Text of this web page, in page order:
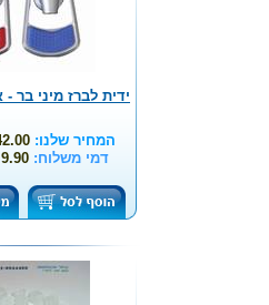
ידית לברז מיני בר
המחיר שלנו:
דמי משלוח: 9.90